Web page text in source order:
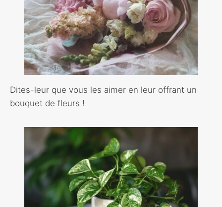
Dites-leur que vous les aimer en leur offrant un
bouquet de fleurs !